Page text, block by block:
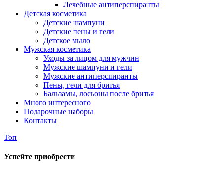
Лечебные антиперспиранты
Детская косметика
Детские шампуни
Детские пены и гели
Детское мыло
Мужская косметика
Уходы за лицом для мужчин
Мужские шампуни и гели
Мужские антиперспиранты
Пены, гели для бритья
Бальзамы, лосьоны после бритья
Много интересного
Подарочные наборы
Контакты
Топ
Успейте приобрести